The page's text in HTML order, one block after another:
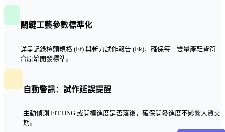
關鍵工藝參數標準化
詳盡記錄楦頭規格 (Ef) 與斬刀試作報告 (Ek)，確保每一雙量產鞋皆符
合原始開發標準。
自動警訊：試作延誤提醒
主動偵測 FITTING 或開模進度是否落後，確保開發進度不影響大貨交
期。